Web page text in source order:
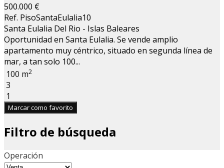
500.000 €
Ref. PisoSantaEulalia10
Santa Eulalia Del Rio - Islas Baleares
Oportunidad en Santa Eulalia. Se vende amplio
apartamento muy céntrico, situado en segunda línea de
mar, a tan solo 100...
100 m2
3
1
Marcar como favorito
Filtro de búsqueda
Operación